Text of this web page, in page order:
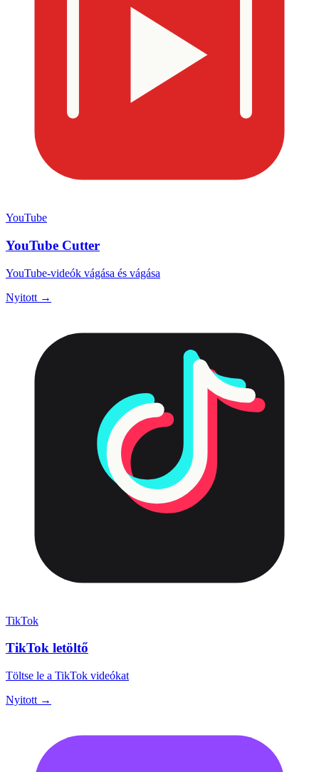
YouTube
YouTube Cutter
YouTube-videók vágása és vágása
Nyitott →
TikTok
TikTok letöltő
Töltse le a TikTok videókat
Nyitott →